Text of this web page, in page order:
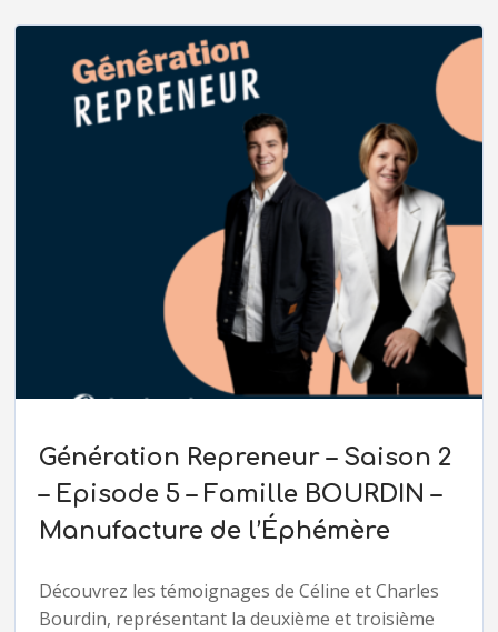
Génération Repreneur – Saison 2
– Episode 5 – Famille BOURDIN –
Manufacture de l’Éphémère
Découvrez les témoignages de Céline et Charles
Bourdin, représentant la deuxième et troisième